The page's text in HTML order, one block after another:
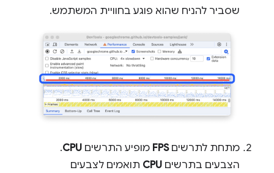
שסביר להניח שהוא פוגע בחוויית המשתמש.
מתחת לתרשיםFPS מופיע התרשים CPU
.
הצבעים בתרשים CPU תואמים לצבעים